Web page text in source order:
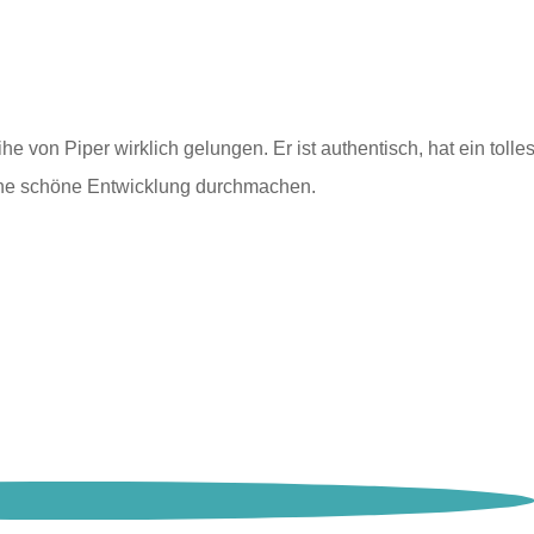
von Piper wirklich gelungen. Er ist authentisch, hat ein tolles
schöne Entwicklung durchmachen.